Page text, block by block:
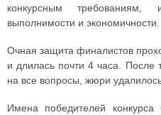
конкурсным требованиям,
выполнимости и экономичности.
Очная защита финалистов
и длилась почти 4 часа. После
на все вопросы, жюри
Имена победителей